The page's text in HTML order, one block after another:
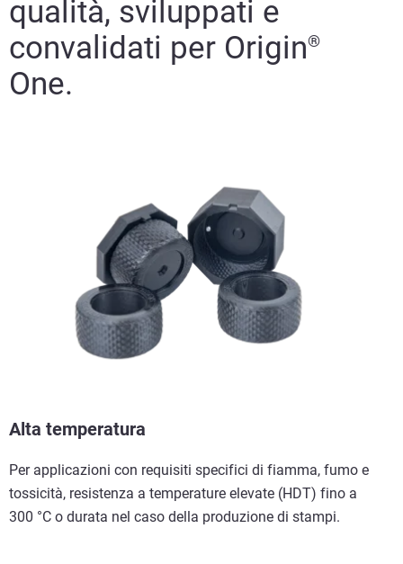
qualità, sviluppati e
convalidati per Origin®
One.
Alta temperatura
Per applicazioni con requisiti specifici di fiamma, fumo e
tossicità, resistenza a temperature elevate (HDT) fino a
300 °C o durata nel caso della produzione di stampi.